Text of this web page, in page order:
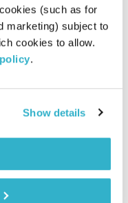
(such as for
marketing) subject to
cookies to allow.
.
Show details
בני בשן
ברוך. ואף שיר על